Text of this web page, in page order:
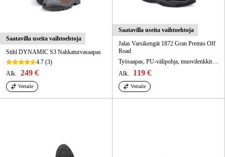
Saatavilla useita vaihtoehtoja
Stihl DYNAMIC S3 Nahkaturvasaapas
4.7 (3)
Alk.
249 €
Vertaile
Saatavilla useita vaihtoehtoja
Jalas Varsikengät 1872 Gran Premio Off
Road
Työsaapas, PU-välipohja, muovilenkkituki, kumi-ulkopohja, päällismateriaali PU-pintainen nahka
Alk.
119 €
Vertaile